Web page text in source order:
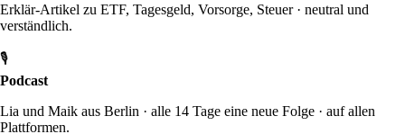
Erklär-Artikel zu ETF, Tagesgeld, Vorsorge, Steuer · neutral und
verständlich.
🎙
Podcast
Lia und Maik aus Berlin · alle 14 Tage eine neue Folge · auf allen
Plattformen.